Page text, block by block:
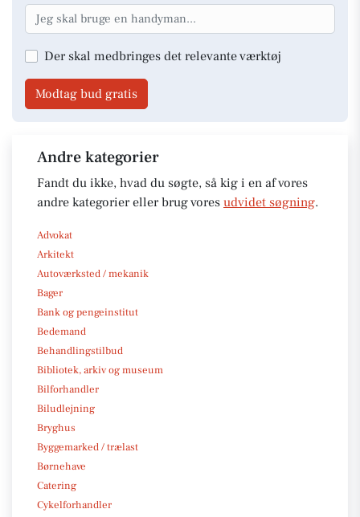
Der skal medbringes det relevante værktøj
Modtag bud gratis
Andre kategorier
Fandt du ikke, hvad du søgte, så kig i en af vores
andre kategorier eller brug vores udvidet søgning.
Advokat
Arkitekt
Autoværksted / mekanik
Bager
Bank og pengeinstitut
Bedemand
Behandlingstilbud
Bibliotek, arkiv og museum
Bilforhandler
Biludlejning
Bryghus
Byggemarked / trælast
Børnehave
Catering
Cykelforhandler